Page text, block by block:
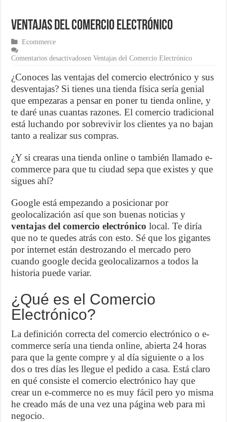
Marketing para emprendedores
Material de Oficina que no puede faltar en tu negocio
Ventajas del Comercio Electrónico
Ecommerce
Comentarios desactivadosen Ventajas del Comercio Electrónico
¿Conoces las ventajas del comercio electrónico y sus
desventajas? Si tienes una tienda física sería genial
que empezaras a pensar en poner tu tienda online, y
te daré unas cuantas razones. El comercio tradicional
está luchando por sobrevivir los clientes ya no bajan
tanto a realizar sus compras.
¿Y si crearas una tienda online o también llamado e-
commerce para que tu ciudad sepa que existes y que
sigues ahí?
Google está empezando a posicionar por
geolocalización así que son buenas noticias y
ventajas del comercio electrónico local. Te diría
que no te quedes atrás con esto. Sé que los gigantes
por internet están destrozando el mercado pero
cuando google decida geolocalizarnos a todos la
historia puede variar.
¿Qué es el Comercio
Electrónico?
La definición correcta del comercio electrónico o e-
commerce sería una tienda online, abierta 24 horas
para que la gente compre y al día siguiente o a los
dos o tres días les llegue el pedido a casa. Está claro
en qué consiste el comercio electrónico hay que
crear un e-commerce no es muy fácil pero yo misma
he creado más de una vez una página web para mi
negocio.